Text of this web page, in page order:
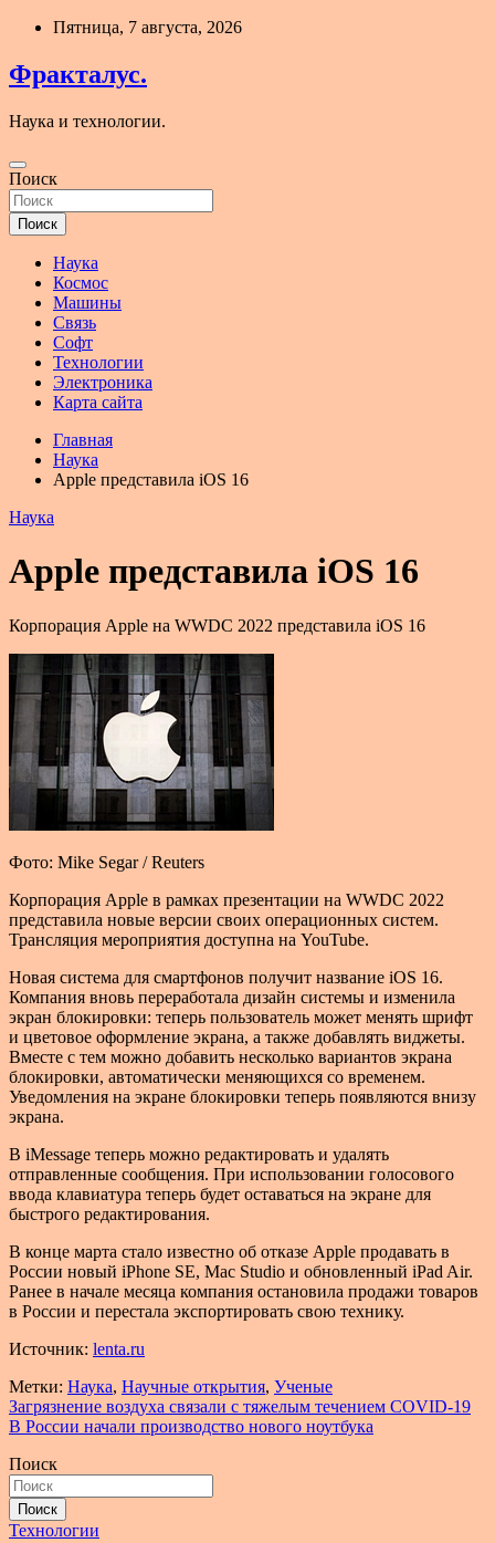
Перейти
содержимому
Пятница, 7 августа, 2026
Фракталус.
Наука и технологии.
Поиск
Поиск
Наука
Космос
Машины
Связь
Софт
Технологии
Электроника
Карта сайта
Главная
Наука
Apple представила iOS 16
Наука
Apple представила iOS 16
Корпорация Apple на WWDC 2022 представила iOS 16
Фото: Mike Segar / Reuters
Корпорация Apple в рамках презентации на WWDC 2022
представила новые версии своих операционных систем.
Трансляция мероприятия доступна на YouTube.
Новая система для смартфонов получит название iOS 16.
Компания вновь переработала дизайн системы и изменила
экран блокировки: теперь пользователь может менять шрифт
и цветовое оформление экрана, а также добавлять виджеты.
Вместе с тем можно добавить несколько вариантов экрана
блокировки, автоматически меняющихся со временем.
Уведомления на экране блокировки теперь появляются внизу
экрана.
В iMessage теперь можно редактировать и удалять
отправленные сообщения. При использовании голосового
ввода клавиатура теперь будет оставаться на экране для
быстрого редактирования.
В конце марта стало известно об отказе Apple продавать в
России новый iPhone SE, Mac Studio и обновленный iPad Air.
Ранее в начале месяца компания остановила продажи товаров
в России и перестала экспортировать свою технику.
Источник: lenta.ru
Метки: Наука, Научные открытия, Ученые
Навигация
по
записям
Загрязнение воздуха связали с тяжелым течением COVID-19
В России начали производство нового ноутбука
Поиск
Поиск
Технологии